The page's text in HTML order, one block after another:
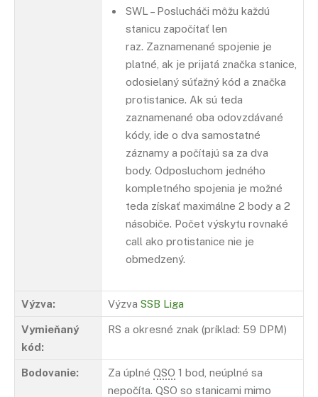
SWL – Poslucháči môžu každú
stanicu započítať len
raz. Zaznamenané spojenie je
platné, ak je prijatá značka stanice,
odosielaný súťažný kód a značka
protistanice. Ak sú teda
zaznamenané oba odovzdávané
kódy, ide o dva samostatné
záznamy a počítajú sa za dva
body. Odposluchom jedného
kompletného spojenia je možné
teda získať maximálne 2 body a 2
násobiče. Počet výskytu rovnaké
call ako protistanice nie je
obmedzený.
Výzva: Výzva SSB Liga
Vymieňaný
kód:
RS a okresné znak (príklad: 59 DPM)
Bodovanie: Za úplné QSO 1 bod, neúplné sa
nepočíta. QSO so stanicami mimo